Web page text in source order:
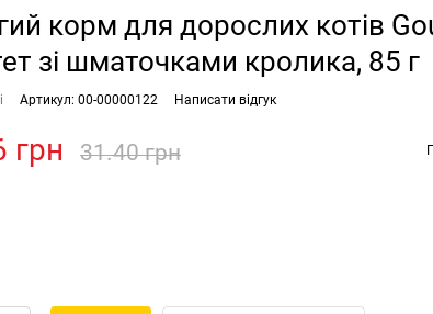
корм для дорослих котів
зі шматочками кролика, 85 г
Артикул: 00-00000122 Написати відгук
грн 31.40 грн